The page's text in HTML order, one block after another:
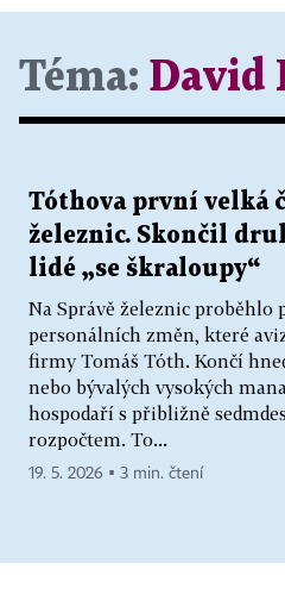
Téma: David
Tóthova první velká
železnic. Skončil
lidé „se škraloupy“
Na Správě železnic proběhlo
personálních změn, které
firmy Tomáš Tóth. Končí
nebo bývalých vysokých
hospodaří s přibližně
rozpočtem. To...
19. 5. 2026 ▪ 3 min. čtení